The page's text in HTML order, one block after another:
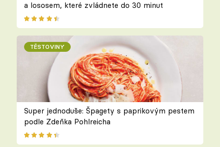
a lososem, které zvládnete do 30 minut
TĚSTOVINY
Super jednoduše: Špagety s paprikovým pestem
podle Zdeňka Pohlreicha